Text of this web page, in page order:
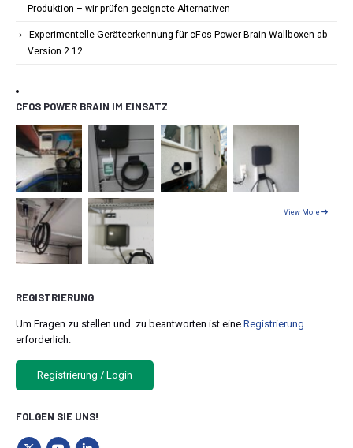
Produktion – wir prüfen geeignete Alternativen
Experimentelle Geräteerkennung für cFos Power Brain Wallboxen ab
Version 2.12
CFOS POWER BRAIN IM EINSATZ
View More
REGISTRIERUNG
Um Fragen zu stellen und zu beantworten ist eine Registrierung
erforderlich.
Registrierung / Login
FOLGEN SIE UNS!